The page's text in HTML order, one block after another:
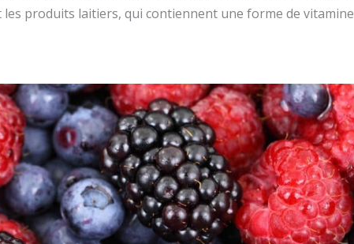
produits laitiers, qui contiennent une forme de vitamine